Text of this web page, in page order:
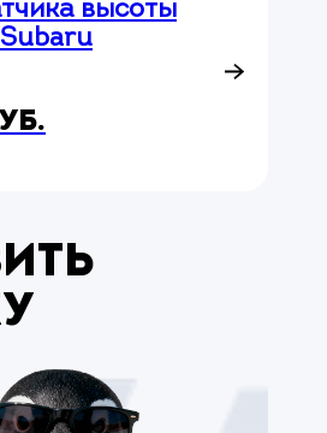
высоты